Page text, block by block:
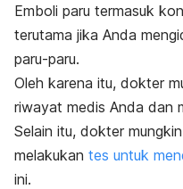
Emboli paru termasuk
terutama jika Anda
paru-paru.
Oleh karena itu, dokter
riwayat medis Anda dan
Selain itu, dokter
melakukan tes untuk
ini.